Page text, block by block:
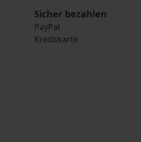
Sicher bezahlen
PayPal
Kreditkarte